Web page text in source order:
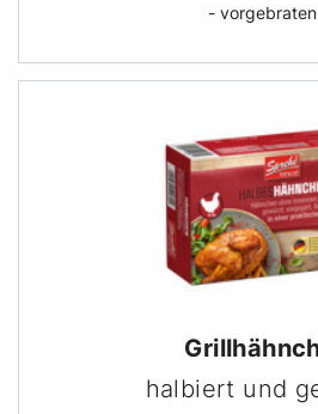
-
halbiert und